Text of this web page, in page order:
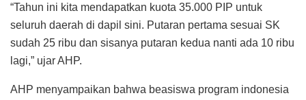
“Tahun ini kita mendapatkan kuota 35.000 PIP untuk
seluruh daerah di dapil sini. Putaran pertama sesuai SK
sudah 25 ribu dan sisanya putaran kedua nanti ada 10 ribu
lagi,” ujar AHP.
AHP menyampaikan bahwa beasiswa program indonesia